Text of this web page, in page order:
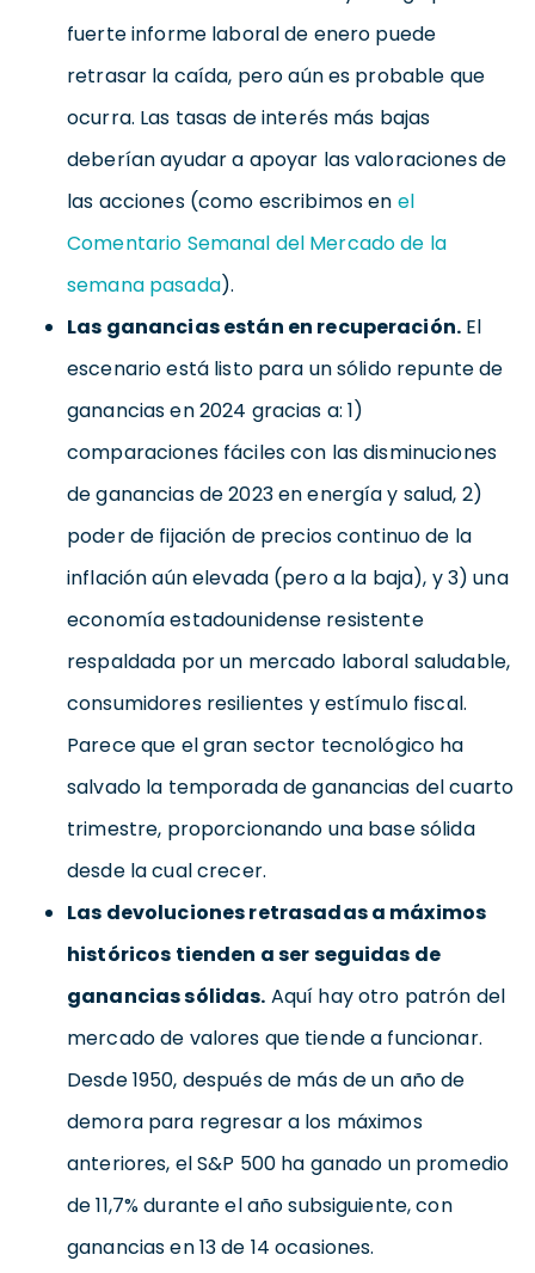
fuerte informe laboral de enero puede
retrasar la caída, pero aún es probable que
ocurra. Las tasas de interés más bajas
deberían ayudar a apoyar las valoraciones de
las acciones (como escribimos en el
Comentario Semanal del Mercado de la
semana pasada).
Las ganancias están en recuperación. El
escenario está listo para un sólido repunte de
ganancias en 2024 gracias a: 1)
comparaciones fáciles con las disminuciones
de ganancias de 2023 en energía y salud, 2)
poder de fijación de precios continuo de la
inflación aún elevada (pero a la baja), y 3) una
economía estadounidense resistente
respaldada por un mercado laboral saludable,
consumidores resilientes y estímulo fiscal.
Parece que el gran sector tecnológico ha
salvado la temporada de ganancias del cuarto
trimestre, proporcionando una base sólida
desde la cual crecer.
Las devoluciones retrasadas a máximos
históricos tienden a ser seguidas de
ganancias sólidas. Aquí hay otro patrón del
mercado de valores que tiende a funcionar.
Desde 1950, después de más de un año de
demora para regresar a los máximos
anteriores, el S&P 500 ha ganado un promedio
de 11,7% durante el año subsiguiente, con
ganancias en 13 de 14 ocasiones.